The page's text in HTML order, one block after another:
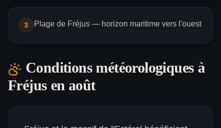
3 Plage de Fréjus — horizon maritime vers l'ouest
Conditions météorologiques à
Fréjus en août